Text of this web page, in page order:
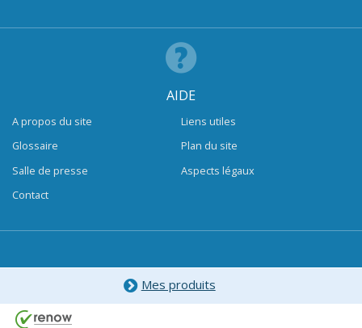
AIDE
A propos du site
Glossaire
Salle de presse
Contact
Liens utiles
Plan du site
Aspects légaux
Mes produits